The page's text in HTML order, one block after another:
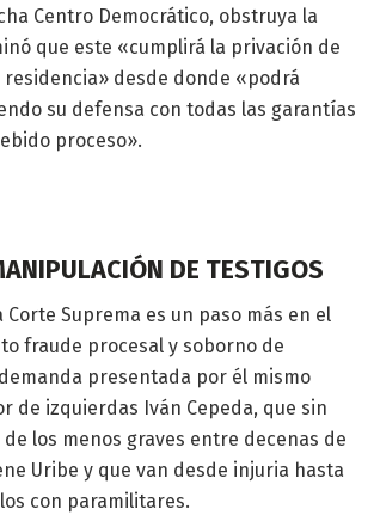
Centro Democrático, obstruya la
que este «cumplirá la privación de
desde donde «podrá
su defensa con todas las garantías
proceso».
DE TESTIGOS
Corte Suprema es un paso más en el
fraude procesal y soborno de
presentada por él mismo
de izquierdas Iván Cepeda, que sin
los menos graves entre decenas de
Uribe y que van desde injuria hasta
con paramilitares.